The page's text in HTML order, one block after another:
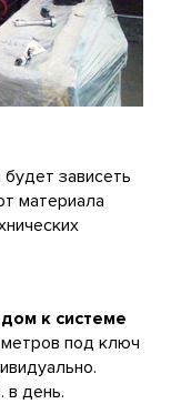
зависеть
материала
к системе
под ключ
в день.